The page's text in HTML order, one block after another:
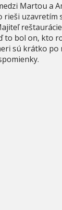
Martou a
uzavretím
to bol on, kto
sú krátko